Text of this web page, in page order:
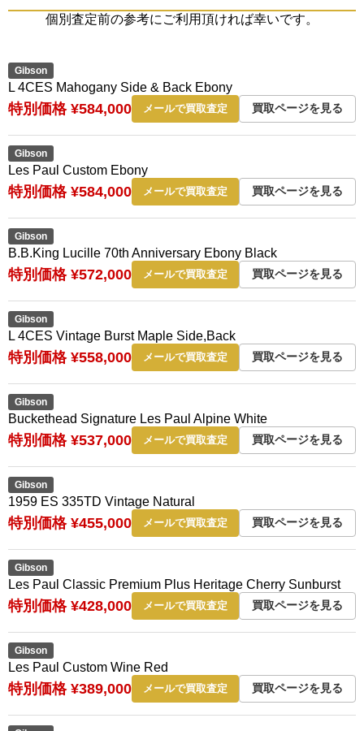
個別査定前の参考にご利用頂ければ幸いです。
Gibson
L 4CES Mahogany Side & Back Ebony
特別価格 ¥584,000 メールで買取査定 買取ページを見る
Gibson
Les Paul Custom Ebony
特別価格 ¥584,000 メールで買取査定 買取ページを見る
Gibson
B.B.King Lucille 70th Anniversary Ebony Black
特別価格 ¥572,000 メールで買取査定 買取ページを見る
Gibson
L 4CES Vintage Burst Maple Side,Back
特別価格 ¥558,000 メールで買取査定 買取ページを見る
Gibson
Buckethead Signature Les Paul Alpine White
特別価格 ¥537,000 メールで買取査定 買取ページを見る
Gibson
1959 ES 335TD Vintage Natural
特別価格 ¥455,000 メールで買取査定 買取ページを見る
Gibson
Les Paul Classic Premium Plus Heritage Cherry Sunburst
特別価格 ¥428,000 メールで買取査定 買取ページを見る
Gibson
Les Paul Custom Wine Red
特別価格 ¥389,000 メールで買取査定 買取ページを見る